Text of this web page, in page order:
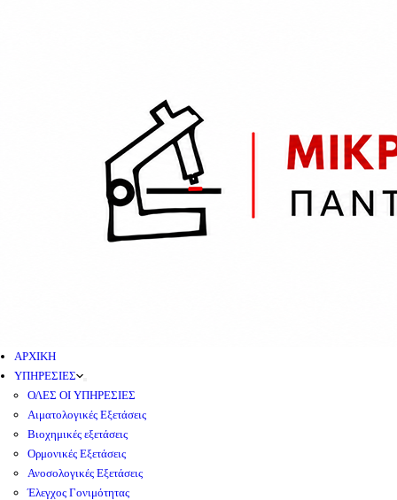
ΑΡΧΙΚΗ
ΥΠΗΡΕΣΙΕΣ
ΟΛΕΣ ΟΙ ΥΠΗΡΕΣΙΕΣ
Αιματολογικές Εξετάσεις
Βιοχημικές εξετάσεις
Ορμονικές Εξετάσεις
Ανοσολογικές Εξετάσεις
Έλεγχος Γονιμότητας